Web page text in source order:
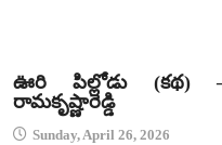
ఊరి పిల్లోడు (కథ)
రామకృష్ణారెడ్డి
Sunday, April 26, 2026